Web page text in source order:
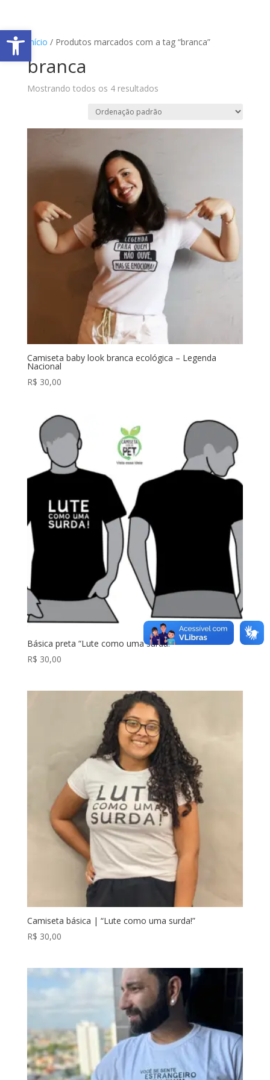
Abrir a barra de ferramentas
Início / Produtos marcados com a tag “branca”
branca
Mostrando todos os 4 resultados
Camiseta baby look branca ecológica – Legenda
Nacional
R$ 30,00
Básica preta “Lute como uma surda!”
R$ 30,00
Camiseta básica | “Lute como uma surda!”
R$ 30,00